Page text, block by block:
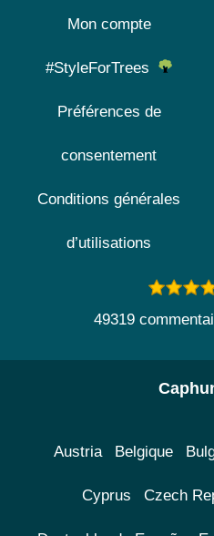
Mon compte
#StyleForTrees
Préférences de
consentement
Conditions générales
d’utilisations
49319
Austria Belgique
Cyprus Czech